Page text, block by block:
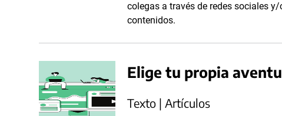
colegas a través de redes sociales
contenidos.
Elige tu propia
Texto | Artículos